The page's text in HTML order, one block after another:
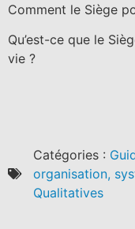
Comment le Siège
Qu’est-ce que le
vie ?
Catégories :
organisation,
Qualitatives